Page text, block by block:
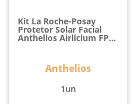
Kit La Roche-Posay
Protetor Solar Facial
Anthelios Airlicium FPS
Anthelios
1un